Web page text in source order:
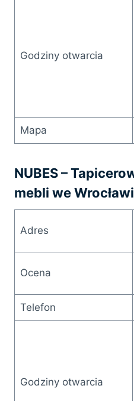
Godziny otwarcia
Mapa
NUBES –
mebli wе
Adres
Ocena
Telefon
Godziny otwarcia